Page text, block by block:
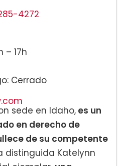
4272
– 17h
Cerrado
sede en Idaho, es un
en derecho de
de su competente
distinguida Katelynn